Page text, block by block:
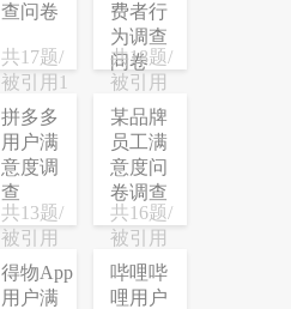
查问卷
共17题/
被引用1
次
费者行
为调查
问卷
共18题/
被引用
18次
拼多多
用户满
意度调
查
共13题/
被引用
21次
某品牌
员工满
意度问
卷调查
共16题/
被引用
20次
得物App
用户满
哔哩哔
哩用户